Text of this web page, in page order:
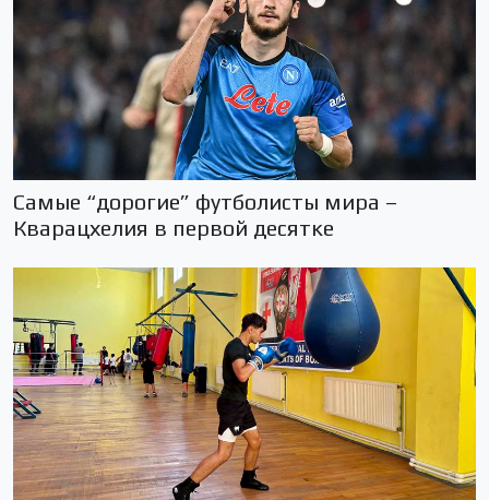
Самые “дорогие” футболисты мира –
Кварацхелия в первой десятке